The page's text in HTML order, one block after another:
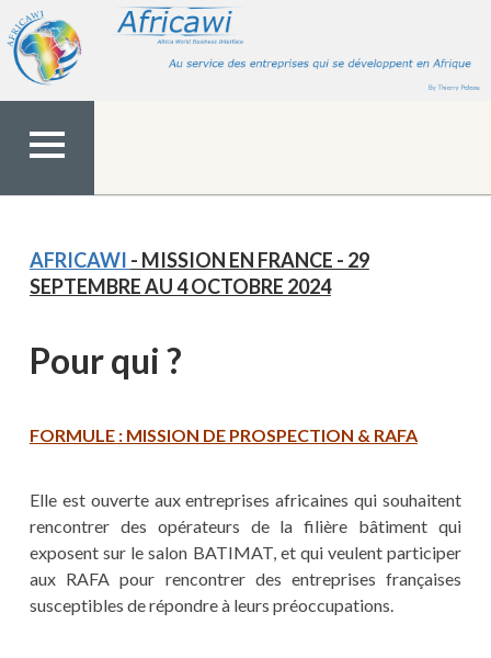
contenu
MENU
AFRICAWI - MISSION EN FRANCE - 29
SEPTEMBRE AU 4 OCTOBRE 2024
Pour qui ?
FORMULE : MISSION DE PROSPECTION & RAFA
Elle est ouverte aux entreprises africaines qui souhaitent
rencontrer des opérateurs de la filière bâtiment qui
exposent sur le salon BATIMAT, et qui veulent participer
aux RAFA pour rencontrer des entreprises françaises
susceptibles de répondre à leurs préoccupations.